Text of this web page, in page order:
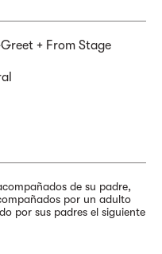
+ From Stage
de su padre,
por un adulto
por sus padres el siguiente